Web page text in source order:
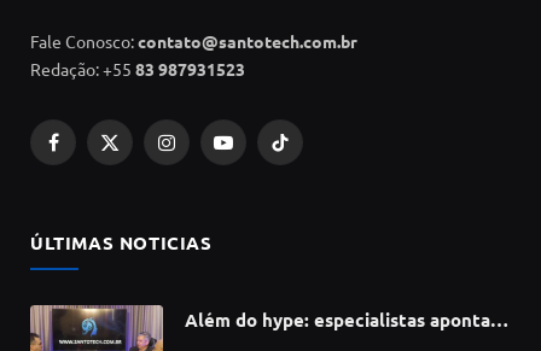
Fale Conosco:contato@santotech.com.br
Redação: +55 83 987931523
Facebook
X
InstagramYouTubeTikTok
ÚLTIMAS NOTICIAS
Além do hype: especialistas apontam